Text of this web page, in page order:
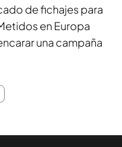
de fichajes para
en Europa
una campaña